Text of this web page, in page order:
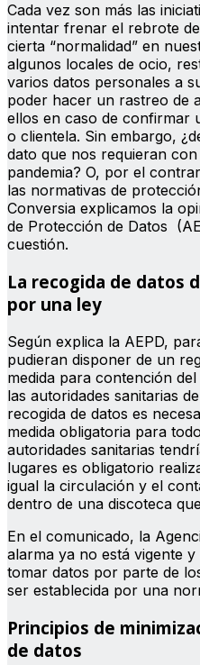
Cada vez son más las
intentar frenar el rebrote
cierta “normalidad” en
algunos locales de ocio,
varios datos personales a
poder hacer un rastreo de
ellos en caso de confirmar
o clientela. Sin embargo,
dato que nos requieran
pandemia? O, por el
las normativas de
Conversia explicamos la
de Protección de Datos
cuestión.
La recogida de datos
por una ley
Según explica la AEPD,
pudieran disponer de un
medida para contención
las autoridades sanitarias
recogida de datos es
medida obligatoria para
autoridades sanitarias
lugares es obligatorio
igual la circulación y el
dentro de una discoteca
En el comunicado, la
alarma ya no está vigente
tomar datos por parte de
ser establecida por una
Principios de
de datos